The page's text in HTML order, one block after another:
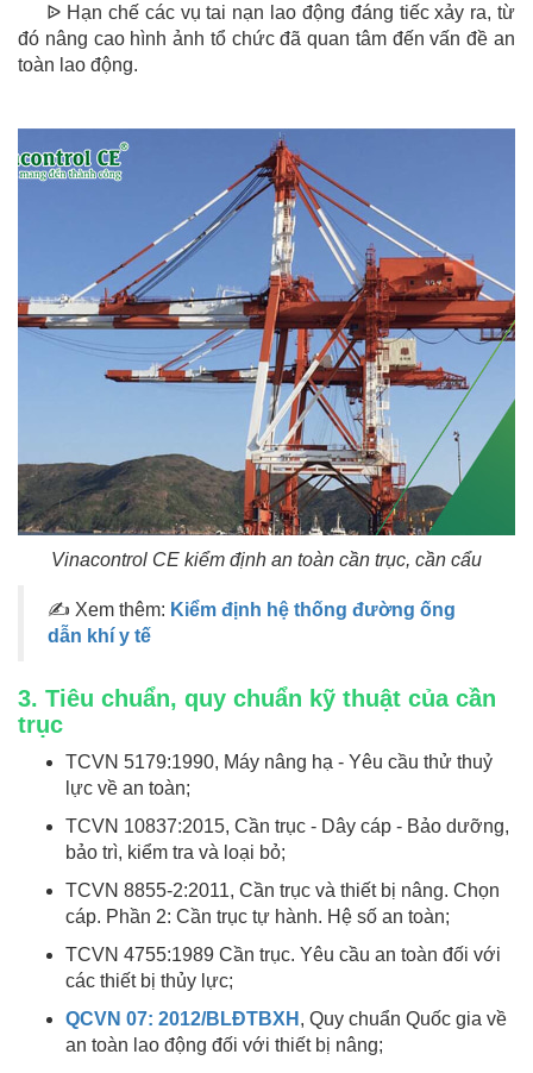
ᐉ Hạn chế các vụ tai nạn lao động đáng tiếc xảy ra, từ
đó nâng cao hình ảnh tổ chức đã quan tâm đến vấn đề an
toàn lao động.
Vinacontrol CE kiểm định an toàn cần trục, cần cẩu
✍ Xem thêm: Kiểm định hệ thống đường ống
dẫn khí y tế
3. Tiêu chuẩn, quy chuẩn kỹ thuật của cần
trục
TCVN 5179:1990, Máy nâng hạ - Yêu cầu thử thuỷ
lực về an toàn;
TCVN 10837:2015, Cần trục - Dây cáp - Bảo dưỡng,
bảo trì, kiểm tra và loại bỏ;
TCVN 8855-2:2011, Cần trục và thiết bị nâng. Chọn
cáp. Phần 2: Cần trục tự hành. Hệ số an toàn;
TCVN 4755:1989 Cần trục. Yêu cầu an toàn đối với
các thiết bị thủy lực;
QCVN 07: 2012/BLĐTBXH , Quy chuẩn Quốc gia về
an toàn lao động đối với thiết bị nâng;